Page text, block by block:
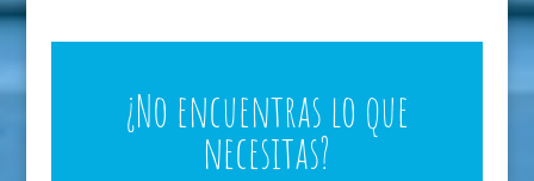
¿No encuentras lo que
necesitas?